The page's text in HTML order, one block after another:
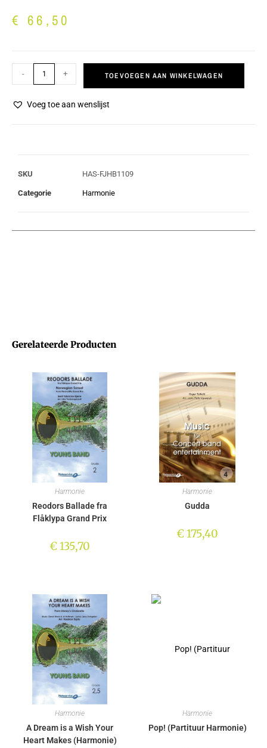
€ 66,50
- + TOEVOEGEN AAN WINKELWAGEN
Voeg toe aan wenslijst
SKU HAS-FJHB1109
Categorie Harmonie
Gerelateerde Producten
Harmonie
Reodors Ballade fra
Flåklypa Grand Prix
€135,70
Harmonie
Gudda
€175,40
Harmonie
A Dream is a Wish Your
Heart Makes (Harmonie)
Harmonie
Pop! (Partituur Harmonie)